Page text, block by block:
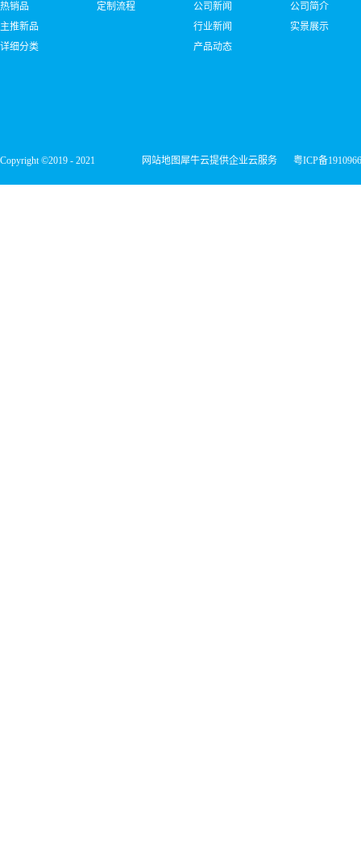
热销品
主推新品
详细分类
定制流程
公司新闻
行业新闻
产品动态
公司简介
实景展示
Copyright ©2019 - 2021 网站地图犀牛云提供企业云服务 粤ICP备